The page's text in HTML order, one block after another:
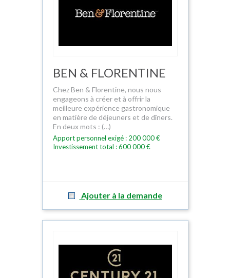
BEN & FLORENTINE
Chez Ben & Florentine, nous nous
engageons à créer et à offrir la
meilleure expérience gastronomique
en matière de déjeuners et de dîners.
En deux mots : (…)
Apport personnel exigé : 200 000 €
Investissement total : 600 000 €
Ajouter à la demande